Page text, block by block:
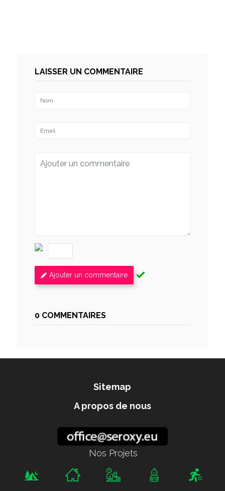
LAISSER UN COMMENTAIRE
Ajouter un commentaire
0 COMMENTAIRES
Sitemap
A propos de nous
Nos Projets